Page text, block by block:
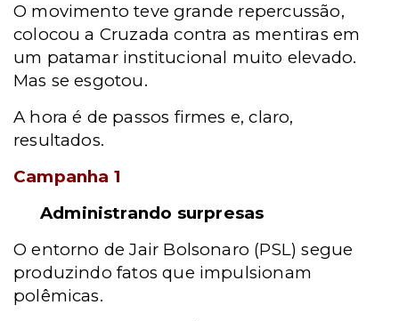
O movimento teve grande repercussão,
colocou a Cruzada contra as mentiras em
um patamar institucional muito elevado.
Mas se esgotou.
A hora é de passos firmes e, claro,
resultados.
Campanha 1
Administrando surpresas
O entorno de Jair Bolsonaro (PSL) segue
produzindo fatos que impulsionam
polêmicas.